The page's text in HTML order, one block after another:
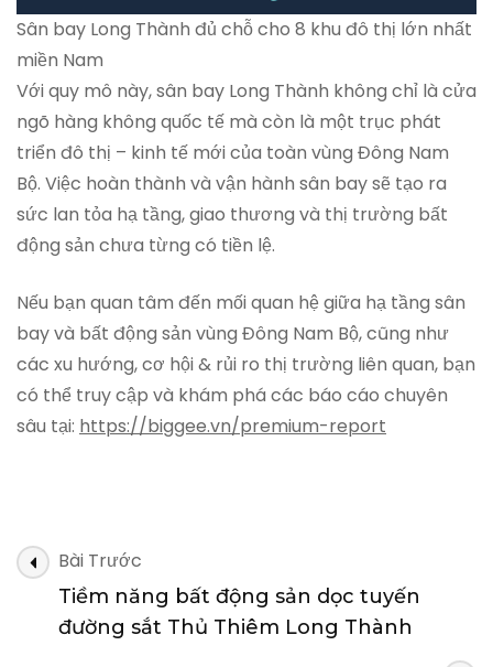
Sân bay Long Thành đủ chỗ cho 8 khu đô thị lớn nhất
miền Nam
Với quy mô này, sân bay Long Thành không chỉ là cửa
ngõ hàng không quốc tế mà còn là một trục phát
triển đô thị – kinh tế mới của toàn vùng Đông Nam
Bộ. Việc hoàn thành và vận hành sân bay sẽ tạo ra
sức lan tỏa hạ tầng, giao thương và thị trường bất
động sản chưa từng có tiền lệ.
Nếu bạn quan tâm đến mối quan hệ giữa hạ tầng sân
bay và bất động sản vùng Đông Nam Bộ, cũng như
các xu hướng, cơ hội & rủi ro thị trường liên quan, bạn
có thể truy cập và khám phá các báo cáo chuyên
sâu tại: https://biggee.vn/premium-report
Điều
hướng
bài
Bài Trước
Tiềm năng bất động sản dọc tuyến
đường sắt Thủ Thiêm Long Thành